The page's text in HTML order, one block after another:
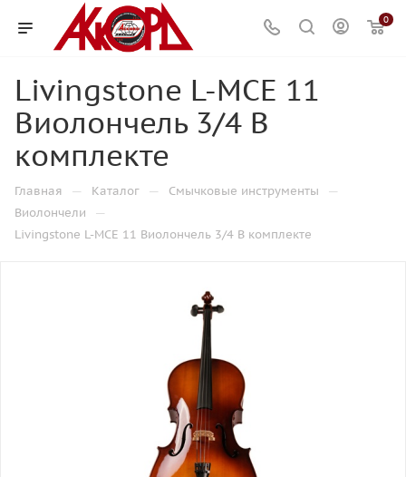
0
Livingstone L-МCE 11
Виолончель 3/4 В
комплекте
Главная — Каталог — Смычковые инструменты —
Виолончели —
Livingstone L-МCE 11 Виолончель 3/4 В комплекте